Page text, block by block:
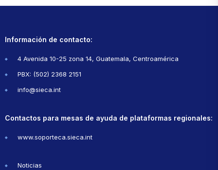
Información de contacto:
4 Avenida 10-25 zona 14, Guatemala, Centroamérica
PBX: (502) 2368 2151
info@sieca.int
Contactos para mesas de ayuda de plataformas regionales:
www.soporteca.sieca.int
Noticias